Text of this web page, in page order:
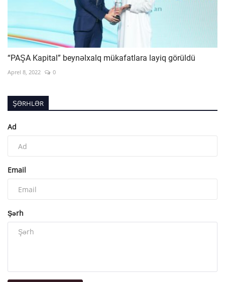
“PAŞA Kapital” beynəlxalq mükafatlara layiq görüldü
Aprel 8, 2022 0
ŞƏRHLƏR
Ad
Email
Şərh